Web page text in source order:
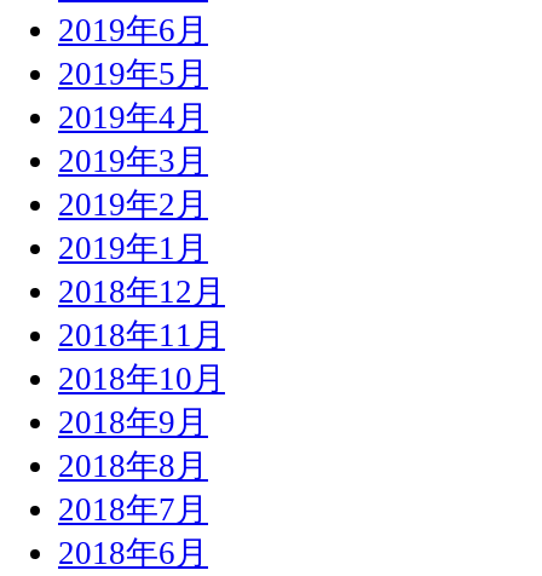
2019年6月
2019年5月
2019年4月
2019年3月
2019年2月
2019年1月
2018年12月
2018年11月
2018年10月
2018年9月
2018年8月
2018年7月
2018年6月